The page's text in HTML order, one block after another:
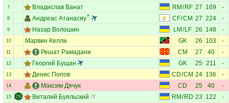
7 Владислав Ванат RM / RF 27 169 -
8 Андреас Атанасиу CF/CM 27 224 -
9 Назар Волошин LM / LF 26 148 -
10 Марвин Келли GK 26 103 -
11 Решат Рамадани CM 27 40 -
12 Георгий Бущан GK 25 211 -
13 Денис Попов CD/CM 24 136 -
14 Максим Дячук CD 25 40 -
15 Виталий Буяльский RM / RD 23 122 -